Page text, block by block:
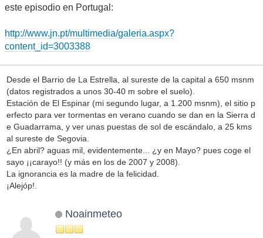
este episodio en Portugal:
http://www.jn.pt/multimedia/galeria.aspx?
content_id=3003388
Desde el Barrio de La Estrella, al sureste de la capital a 650 msnm
(datos registrados a unos 30-40 m sobre el suelo).
Estación de El Espinar (mi segundo lugar, a 1.200 msnm), el sitio p
erfecto para ver tormentas en verano cuando se dan en la Sierra d
e Guadarrama, y ver unas puestas de sol de escándalo, a 25 kms
al sureste de Segovia.
¿En abril? aguas mil, evidentemente... ¿y en Mayo? pues coge el
sayo ¡¡carayo!! (y más en los de 2007 y 2008).
La ignorancia es la madre de la felicidad.
¡Alejóp!.
Noainmeteo